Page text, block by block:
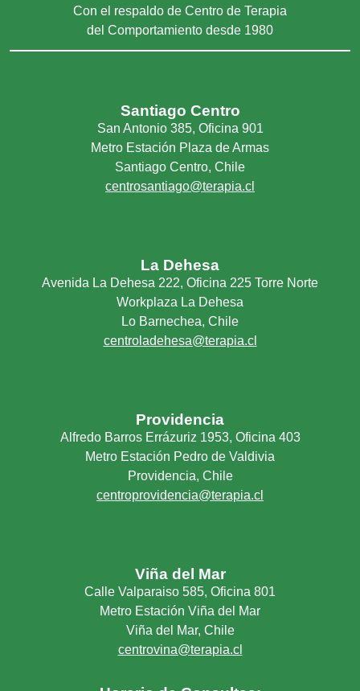
Con el respaldo de Centro de Terapia
del Comportamiento desde 1980
Santiago Centro
San Antonio 385, Oficina 901
Metro Estación Plaza de Armas
Santiago Centro, Chile
centrosantiago@terapia.cl
La Dehesa
Avenida La Dehesa 222, Oficina 225 Torre Norte
Workplaza La Dehesa
Lo Barnechea, Chile
centroladehesa@terapia.cl
Providencia
Alfredo Barros Errázuriz 1953, Oficina 403
Metro Estación Pedro de Valdivia
Providencia, Chile
centroprovidencia@terapia.cl
Viña del Mar
Calle Valparaiso 585, Oficina 801
Metro Estación Viña del Mar
Viña del Mar, Chile
centrovina@terapia.cl